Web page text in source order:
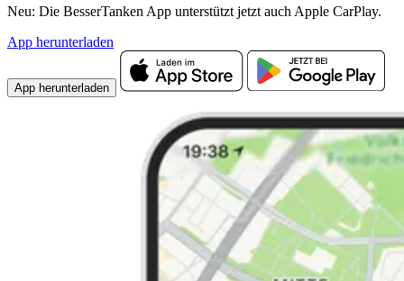
Neu: Die BesserTanken App unterstützt jetzt auch Apple CarPlay.
App herunterladen
App herunterladen